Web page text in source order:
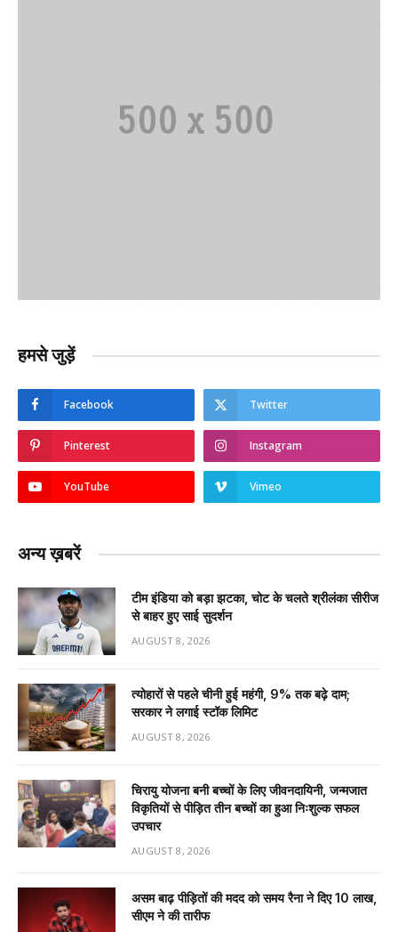
हमसे जुड़ें
Facebook Twitter
Pinterest Instagram
YouTube Vimeo
अन्य ख़बरें
टीम इंडिया को बड़ा झटका, चोट के चलते श्रीलंका सीरीज
से बाहर हुए साई सुदर्शन
AUGUST 8, 2026
त्योहारों से पहले चीनी हुई महंगी, 9% तक बढ़े दाम;
सरकार ने लगाई स्टॉक लिमिट
AUGUST 8, 2026
चिरायु योजना बनी बच्चों के लिए जीवनदायिनी, जन्मजात
विकृतियों से पीड़ित तीन बच्चों का हुआ निःशुल्क सफल
उपचार
AUGUST 8, 2026
असम बाढ़ पीड़ितों की मदद को समय रैना ने दिए 10 लाख,
सीएम ने की तारीफ